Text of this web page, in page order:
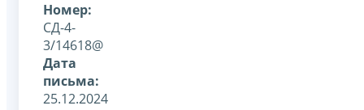
Номер:
СД-4-
3/14618@
Дата
письма:
25.12.2024